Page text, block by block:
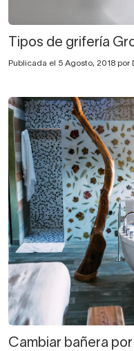
Tipos de grifería
Publicada el 5 Agosto, 2018 por
Cambiar bañera